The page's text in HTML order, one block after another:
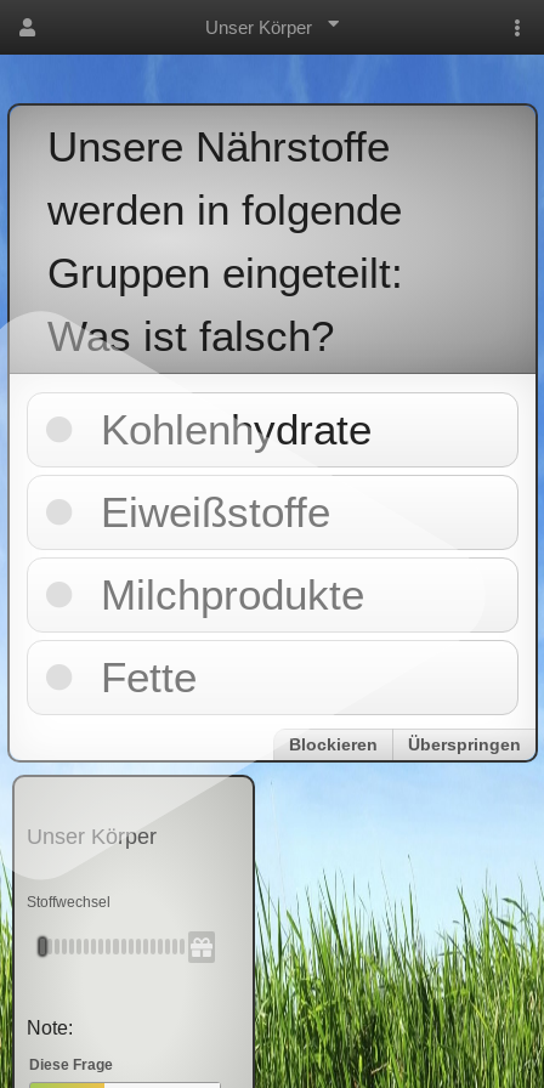
Unser Körper
Unsere Nährstoffe
werden in folgende
Gruppen eingeteilt:
Was ist falsch?
Kohlenhydrate
Eiweißstoffe
Milchprodukte
Fette
Blockieren Überspringen
Unser Körper
Stoffwechsel
Note:
Diese Frage